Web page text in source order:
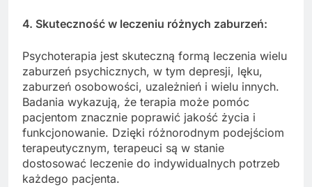
4. Skuteczność w leczeniu różnych zaburzeń:
Psychoterapia jest skuteczną formą leczenia wielu
zaburzeń psychicznych, w tym depresji, lęku,
zaburzeń osobowości, uzależnień i wielu innych.
Badania wykazują, że terapia może pomóc
pacjentom znacznie poprawić jakość życia i
funkcjonowanie. Dzięki różnorodnym podejściom
terapeutycznym, terapeuci są w stanie
dostosować leczenie do indywidualnych potrzeb
każdego pacjenta.